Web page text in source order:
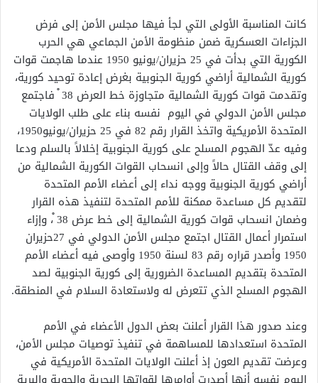
كانت المناسبة الأولى التي لجأ فيها مجلس الأمن إلى فرض
الجزاءات العسكرية ضمن منظومة الأمن الجماعي هي الحرب
الكورية التي بدأت في 25 حزيران/يونيو 1950 عندما هاجمت قوات
كورية الشمالية أراضي كورية الجنوبية بغرض إعادة توحيد كورية،
وتقدمت قوات كورية الشمالية متجاوزة خط العرض 38 ْ فاجتمع
مجلس الأمن الدولي في اليوم نفسه بناء على طلب الولايات
المتحدة الأمريكية واتخذ القرار رقم 82 في 25 حزيران/يونيو1950،
وفيه عدّ الهجوم المسلح على كورية الجنوبية إخلالاً بالسلم ودعا
إلى وقف القتال حالاً وإلى انسحاب القوات الكورية الشمالية من
أراضي كورية الجنوبية ووجه نداء إلى أعضاء الأمم المتحدة
لتقديم كل مساعدة ممكنة للأمم المتحدة لتنفيذ هذه القرار
وضمان انسحاب قوات كورية الشمالية إلى خط عرض 38 ْ، وإزاء
استمرار أعمال القتال اجتمع مجلس الأمن الدولي في 27حزيران
1950 وأصدر قراره رقم 83 لسنة 1950 وأوصى فيه أعضاء الأمم
المتحدة بتقديم المساعدة الضرورية إلى كورية الجنوبية لصد
الهجوم المسلح الذي تتعرض له ولاستعادة السلام في المنطقة.
وعند صدور هذا القرار أعلنت بعض الدول الأعضاء في الأمم
المتحدة استعدادها للمساهمة في تنفيذ توصيات مجلس الأمن،
وعرضت تقديم العون إذ أعلنت الولايات المتحدة الأمريكية في